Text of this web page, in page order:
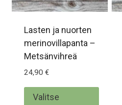
sivulla.
Lasten ja nuorten
merinovillapanta –
Metsänvihreä
24,90 €
Valitse